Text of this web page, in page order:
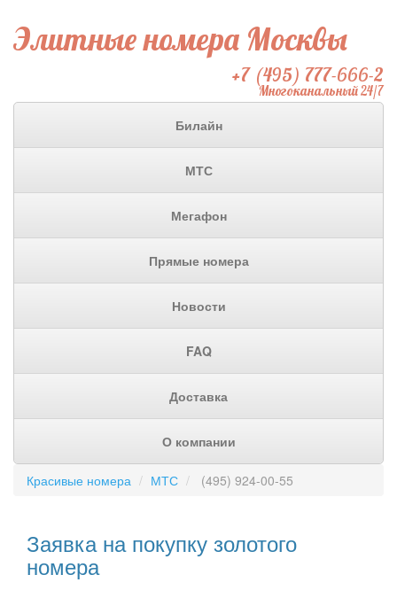
Элитные номера Москвы
+7 (495) 777-666-2
Многоканальный 24/7
Билайн
МТС
Мегафон
Прямые номера
Новости
FAQ
Доставка
О компании
Красивые номера МТС (495) 924-00-55
Заявка на покупку золотого
номера